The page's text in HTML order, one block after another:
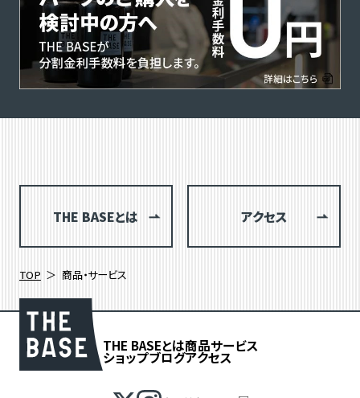
THE BASEとは アクセス
TOP 商品・サービス
THE BASEとは商品サービス
ショップブログアクセス